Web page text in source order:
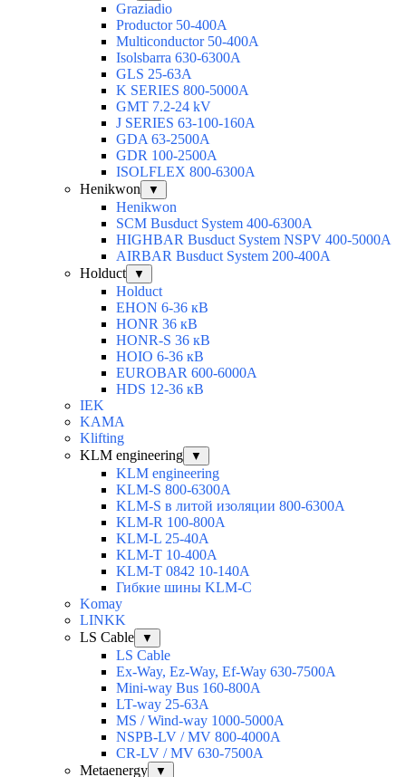
Graziadio
Productor 50-400А
Multiconductor 50-400А
Isolsbarra 630-6300А
GLS 25-63А
K SERIES 800-5000A
GMT 7.2-24 kV
J SERIES 63-100-160A
GDA 63-2500А
GDR 100-2500А
ISOLFLEX 800-6300А
Henikwon
▼
Henikwon
SCM Busduct System 400-6300А
HIGHBAR Busduct System NSPV 400-5000А
AIRBAR Busduct System 200-400А
Holduct
▼
Holduct
EHON 6-36 кВ
HONR 36 кВ
HONR-S 36 кВ
HOIO 6-36 кВ
EUROBAR 600-6000A
HDS 12-36 кВ
IEK
KAMA
Klifting
KLM engineering
▼
KLM engineering
KLM-S 800-6300A
KLM-S в литой изоляции 800-6300A
KLM-R 100-800A
KLM-L 25-40A
KLM-T 10-400A
KLM-T 0842 10-140A
Гибкие шины KLM-C
Komay
LINKK
LS Cable
▼
LS Cable
Ex-Way, Ez-Way, Ef-Way 630-7500A
Mini-way Bus 160-800A
LT-way 25-63A
MS / Wind-way 1000-5000A
NSPB-LV / MV 800-4000A
CR-LV / MV 630-7500A
Metaenergy
▼